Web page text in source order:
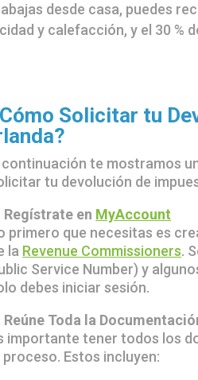
desde casa, puedes
y calefacción, y el 30 %
Solicitar tu
te mostramos
tu devolución de
Regístrate en MyAccount
primero que necesitas es
la Revenue Commissioners.
Service Number) y
debes iniciar sesión.
Reúne Toda la
importante tener todos los
proceso. Estos incluyen: